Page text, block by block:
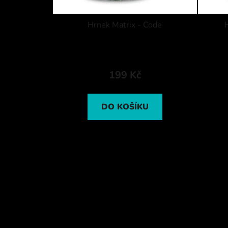
Hrnek Matrix - Code
199 Kč
DO KOŠÍKU